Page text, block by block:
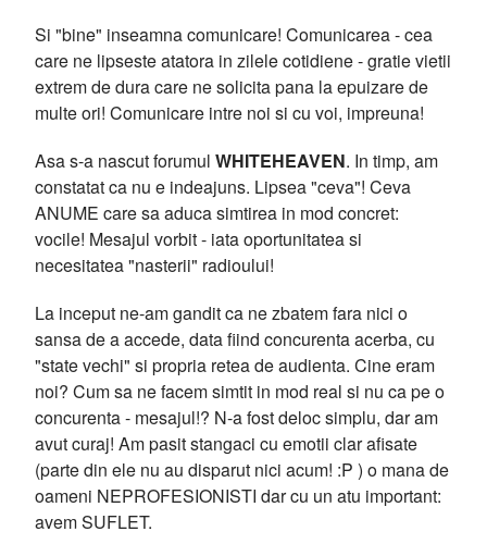
Si "bine" inseamna comunicare! Comunicarea - cea
care ne lipseste atatora in zilele cotidiene - gratie vietii
extrem de dura care ne solicita pana la epuizare de
multe ori! Comunicare intre noi si cu voi, impreuna!
Asa s-a nascut forumul WHITEHEAVEN. In timp, am
constatat ca nu e indeajuns. Lipsea "ceva"! Ceva
ANUME care sa aduca simtirea in mod concret:
vocile! Mesajul vorbit - iata oportunitatea si
necesitatea "nasterii" radioului!
La inceput ne-am gandit ca ne zbatem fara nici o
sansa de a accede, data fiind concurenta acerba, cu
"state vechi" si propria retea de audienta. Cine eram
noi? Cum sa ne facem simtit in mod real si nu ca pe o
concurenta - mesajul!? N-a fost deloc simplu, dar am
avut curaj! Am pasit stangaci cu emotii clar afisate
(parte din ele nu au disparut nici acum! :P ) o mana de
oameni NEPROFESIONISTI dar cu un atu important:
avem SUFLET.